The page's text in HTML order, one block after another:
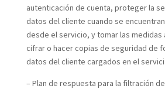
autenticación de cuenta, proteger la
datos del cliente cuando se
desde el servicio, y tomar las medidas
cifrar o hacer copias de seguridad de
datos del cliente cargados en el
– Plan de respuesta para la filtración